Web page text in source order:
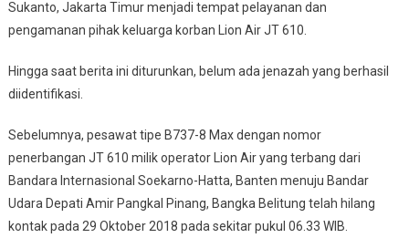
Sukanto, Jakarta Timur menjadi tempat pelayanan dan
pengamanan pihak keluarga korban Lion Air JT 610.
Hingga saat berita ini diturunkan, belum ada jenazah yang berhasil
diidentifikasi.
Sebelumnya, pesawat tipe B737-8 Max dengan nomor
penerbangan JT 610 milik operator Lion Air yang terbang dari
Bandara Internasional Soekarno-Hatta, Banten menuju Bandar
Udara Depati Amir Pangkal Pinang, Bangka Belitung telah hilang
kontak pada 29 Oktober 2018 pada sekitar pukul 06.33 WIB.